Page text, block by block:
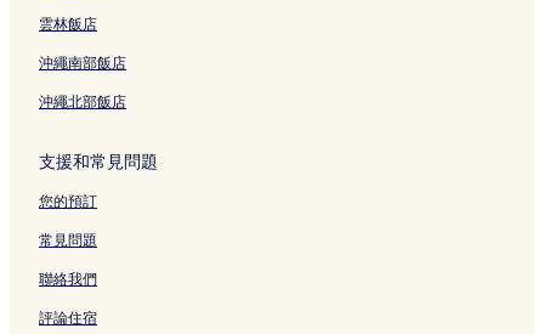
雲林飯店
沖繩南部飯店
沖繩北部飯店
支援和常見問題
您的預訂
常見問題
聯絡我們
評論住宿